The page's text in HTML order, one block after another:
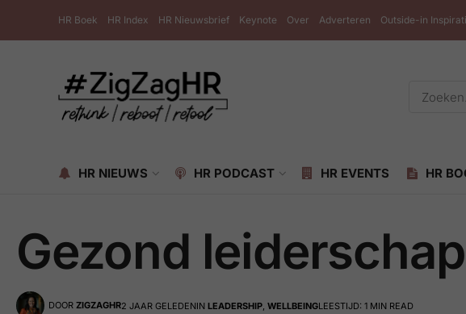
HR Boek HR Index HR Nieuwsbrief Keynote Over Adverteren Outside-in
HR NIEUWS HR PODCAST HR EVENTS HR
Gezond leiderschap
DOOR ZIGZAGHR2 JAAR GELEDENIN LEADERSHIP WELLBEINGLEESTIJD: 1 MIN READ